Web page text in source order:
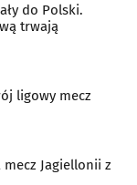
do Polski.
trwają
ligowy mecz
Jagiellonii z